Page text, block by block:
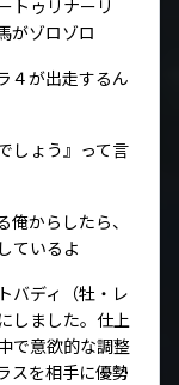
トゥリナーリ
がゾロゾロ
４が出走するん
しょう』って言
からしたら、
ているよ
バディ（牡・レ
しました。仕上
で意欲的な調整
スを相手に優勢